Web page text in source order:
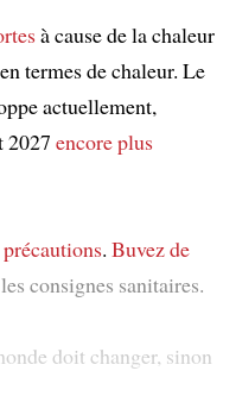
à cause de la chaleur
termes de chaleur. Le
actuellement,
2027 encore plus
. Buvez de
consignes sanitaires.
doit changer, sinon